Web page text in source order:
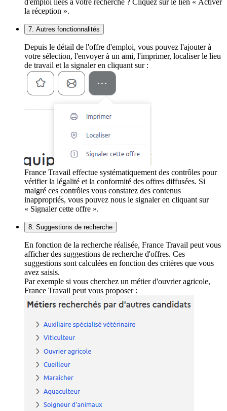
d'emploi liées à votre recherche ? Cliquez sur le lien « Activer
la réception ».
7. Autres fonctionnalités
Depuis le détail de l'offre d'emploi, vous pouvez l'ajouter à
votre sélection, l'envoyer à un ami, l'imprimer, localiser le lieu
de travail et la signaler en cliquant sur :
France Travail effectue systématiquement des contrôles pour
vérifier la légalité et la conformité des offres diffusées. Si
malgré ces contrôles vous constatez des contenus
inappropriés, vous pouvez nous le signaler en cliquant sur
« Signaler cette offre ».
8. Suggestions de recherche
En fonction de la recherche réalisée, France Travail peut vous
afficher des suggestions de recherche d'offres. Ces
suggestions sont calculées en fonction des critères que vous
avez saisis.
Par exemple si vous cherchez un métier d'ouvrier agricole,
France Travail peut vous proposer :